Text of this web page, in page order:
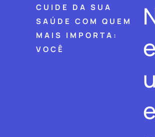
CUIDE DA SUA
SAÚDE COM QUEM
MAIS IMPORTA:
VOCÊ